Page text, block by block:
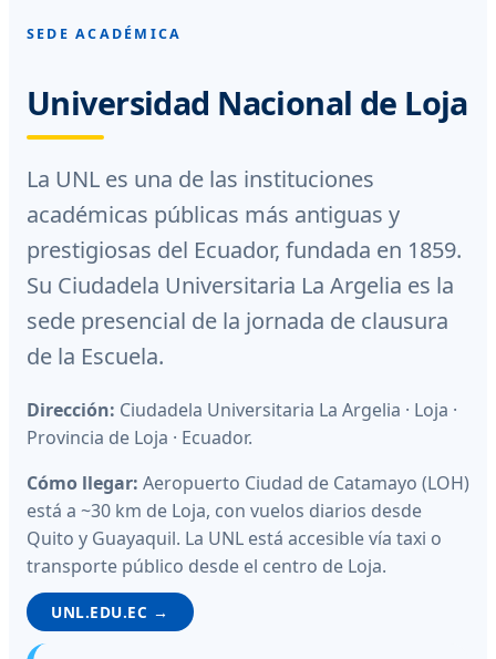
SEDE ACADÉMICA
Universidad Nacional de Loja
La UNL es una de las instituciones
académicas públicas más antiguas y
prestigiosas del Ecuador, fundada en 1859.
Su Ciudadela Universitaria La Argelia es la
sede presencial de la jornada de clausura
de la Escuela.
Dirección: Ciudadela Universitaria La Argelia · Loja ·
Provincia de Loja · Ecuador.
Cómo llegar: Aeropuerto Ciudad de Catamayo (LOH)
está a ~30 km de Loja, con vuelos diarios desde
Quito y Guayaquil. La UNL está accesible vía taxi o
transporte público desde el centro de Loja.
UNL.EDU.EC →